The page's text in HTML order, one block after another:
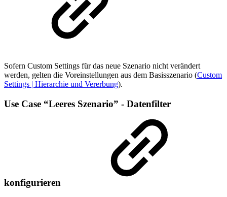
Sofern Custom Settings für das neue Szenario nicht verändert
werden, gelten die Voreinstellungen aus dem Basisszenario (Custom
Settings | Hierarchie und Vererbung).
Use Case “Leeres Szenario” - Datenfilter
konfigurieren